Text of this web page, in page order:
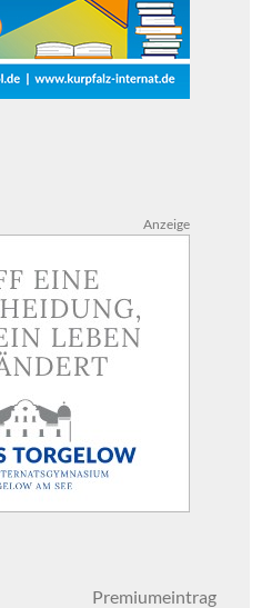
Anzeige
Premiumeintrag